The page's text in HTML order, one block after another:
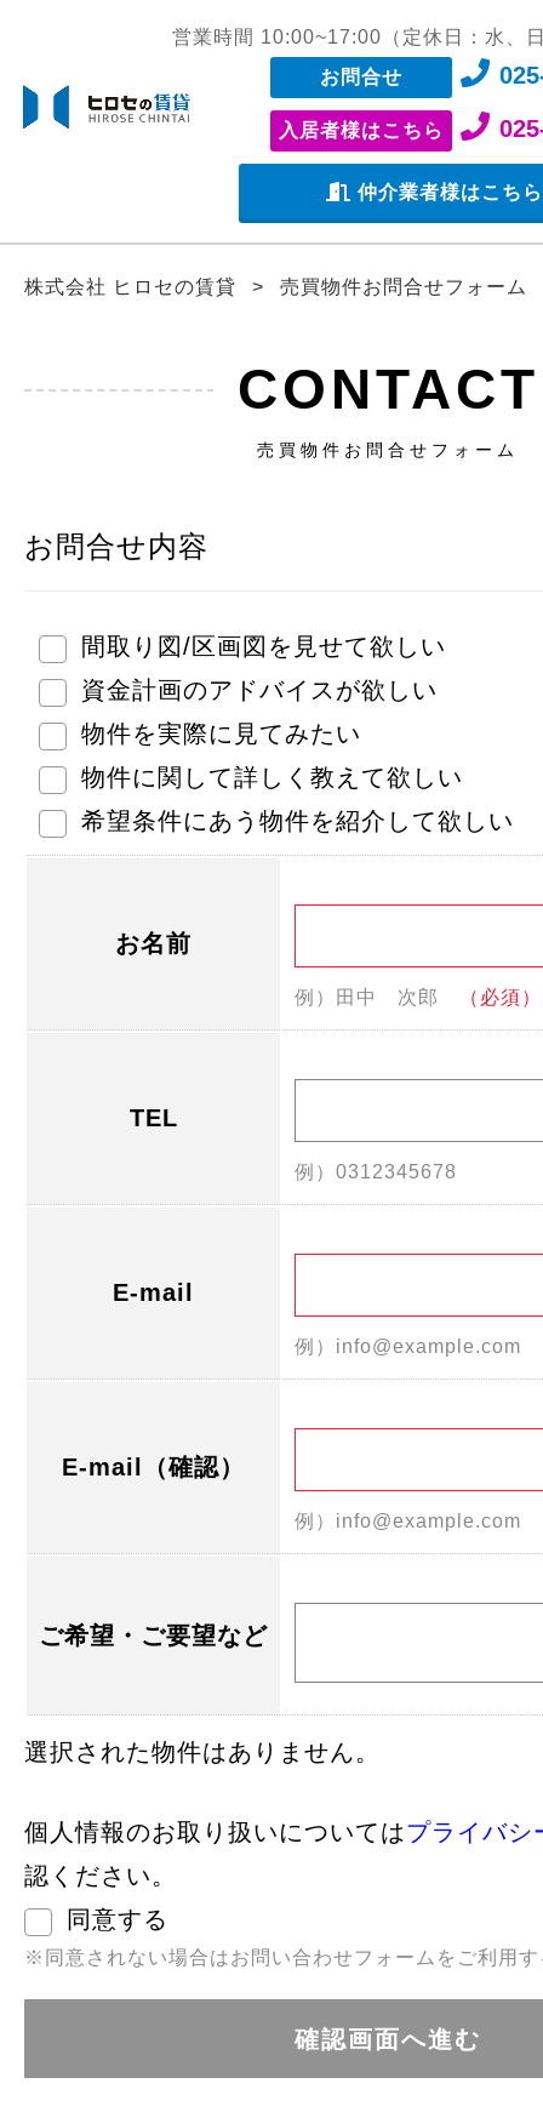
営業時間 10:00~17:00（定休日：水、
お問合せ
入居者様はこちら
仲介業者様はこち
株式会社 ヒロセの賃貸 > 売買物件お問合せフォーム
CONTACT
売買物件お問合せフォーム
お問合せ内容
間取り図/区画図を見せて欲しい
資金計画のアドバイスが欲しい
物件を実際に見てみたい
物件に関して詳しく教えて欲しい
希望条件にあう物件を紹介して欲しい
お名前
例）田中 次郎 （必須）
TEL
例）0312345678
E-mail
例）info@example.com
E-mail（確認）
例）info@example.com
ご希望・ご要望など
選択された物件はありません。
個人情報のお取り扱いについてはプライバシ
認ください。
同意する
※同意されない場合はお問い合わせフォームをご利用